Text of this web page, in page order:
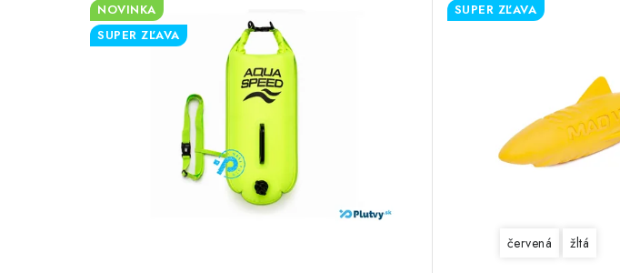
e
NOVINKA
SUPER ZĽAVA
SUPER ZĽAVA
červená žltá